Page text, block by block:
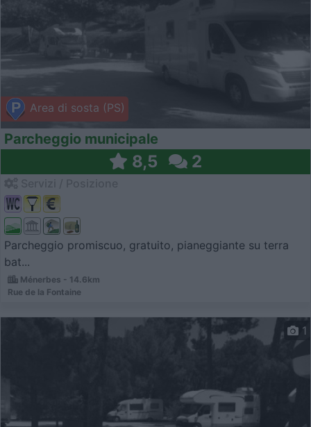
Area di sosta (PS)
Parcheggio municipale
8,5 2
Parcheggio promiscuo, gratuito, pianeggiante su terra
bat...
Ménerbes - 14.6km
Rue de la Fontaine
1